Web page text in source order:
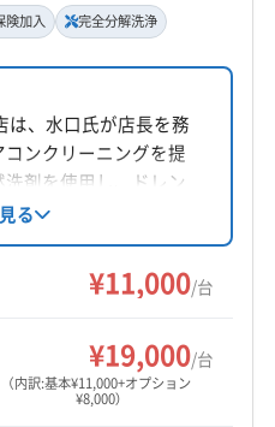
険加入 完全分解洗浄
は、水口氏が店長を務
ンクリーニングを提
剤を使用し、ドレン
浄にも対応。損害保
重視し、徹底的な分
です。仕上がりに自
ない場合は料金を受
る
¥11,000/台
¥19,000/台
（内訳:基本¥11,000+オプション
¥8,000）